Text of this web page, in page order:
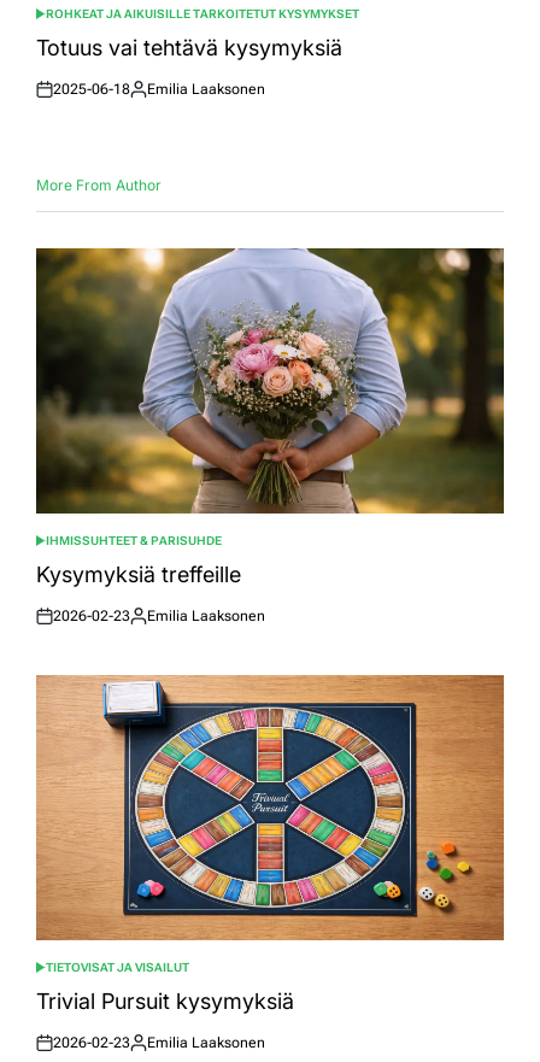
POSTED
IN
ROHKEAT JA AIKUISILLE TARKOITETUT KYSYMYKSET
Totuus vai tehtävä kysymyksiä
Posted
2025-06-18
Posted
Emilia Laaksonen
More From Author
POSTED
IN
IHMISSUHTEET & PARISUHDE
Kysymyksiä treffeille
Posted
2026-02-23
Posted
Emilia Laaksonen
POSTED
IN
TIETOVISAT JA VISAILUT
Trivial Pursuit kysymyksiä
Posted
2026-02-23
Posted
Emilia Laaksonen